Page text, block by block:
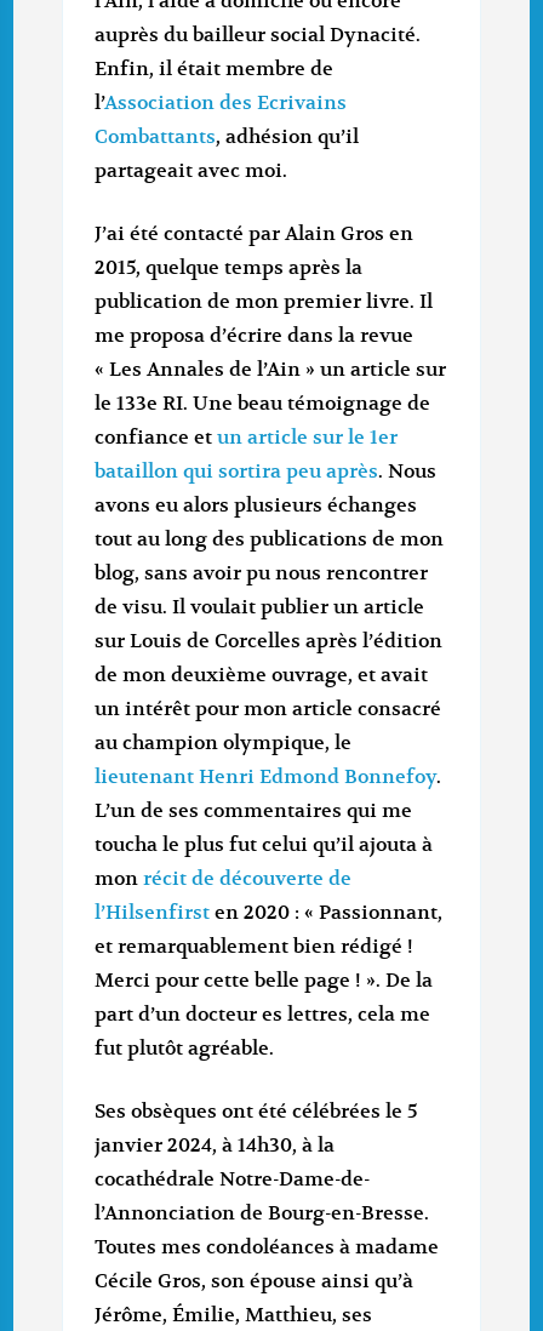
auprès du bailleur social Dynacité.
Enfin, il était membre de
l’Association des Ecrivains
Combattants, adhésion qu’il
partageait avec moi.
J’ai été contacté par Alain Gros en
2015, quelque temps après la
publication de mon premier livre. Il
me proposa d’écrire dans la revue
« Les Annales de l’Ain » un article sur
le 133e RI. Une beau témoignage de
confiance etun article sur le 1er
bataillon qui sortira peu après. Nous
avons eu alors plusieurs échanges
tout au long des publications de mon
blog, sans avoir pu nous rencontrer
de visu. Il voulait publier un article
sur Louis de Corcelles après l’édition
de mon deuxième ouvrage, et avait
un intérêt pour mon article consacré
au champion olympique, le
lieutenant Henri Edmond Bonnefoy.
L’un de ses commentaires qui me
toucha le plus fut celui qu’il ajouta à
monrécit de découverte de
l’Hilsenfirst en 2020 : « Passionnant,
et remarquablement bien rédigé !
Merci pour cette belle page ! ». De la
part d’un docteur es lettres, cela me
fut plutôt agréable.
Ses obsèques ont été célébrées le 5
janvier 2024, à 14h30, à la
cocathédrale Notre-Dame-de-
l’Annonciation de Bourg-en-Bresse.
Toutes mes condoléances à madame
Cécile Gros, son épouse ainsi qu’à
Jérôme, Émilie, Matthieu, ses